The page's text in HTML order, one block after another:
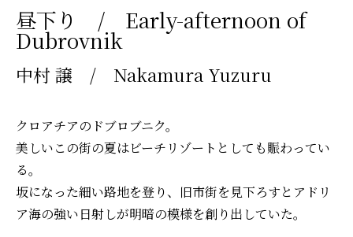
昼下り / Early-afternoon of
Dubrovnik
中村 譲 / Nakamura Yuzuru
クロアチアのドブロブニク。
美しいこの街の夏はビーチリゾートとしても賑わってい
る。
坂になった細い路地を登り、旧市街を見下ろすとアドリ
ア海の強い日射しが明暗の模様を創り出していた。